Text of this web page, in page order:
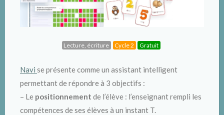
Lecture, écriture Cycle 2 Gratuit
Navi se présente comme un assistant intelligent
permettant de répondre à 3 objectifs :
– Le positionnement de l’élève : l’enseignant rempli les
compétences de ses élèves à un instant T.